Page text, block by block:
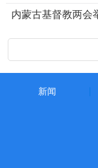
内蒙古基督教两会
新闻